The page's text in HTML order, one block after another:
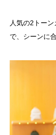
人気の2トー
で、シーンに